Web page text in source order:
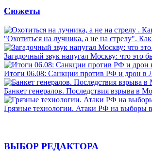
Сюжеты
"Охотиться на лучника, а не на стрелу".
Загадочный звук напугал Москву: что это
Итоги 06.08: Санкции против РФ и дрон в
Банкет генералов. Последствия взрыва в
Грязные технологии. Атаки РФ на выборы
ВЫБОР РЕДАКТОРА